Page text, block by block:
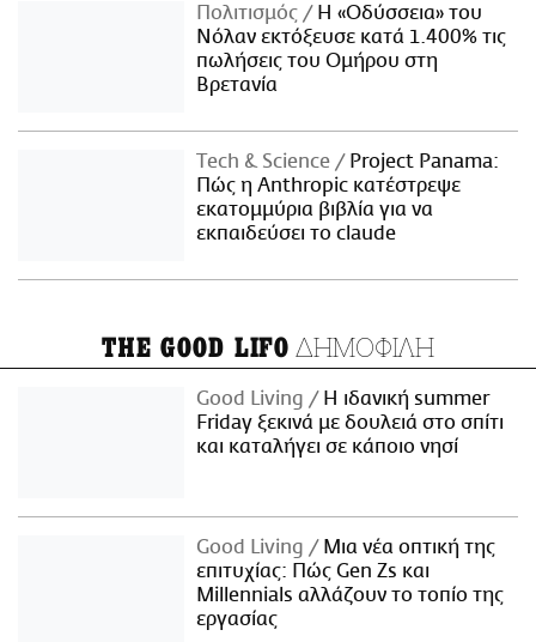
Πολιτισμός
Η «Οδύσσεια» του
Νόλαν εκτόξευσε κατά 1.400% τις
πωλήσεις του Ομήρου στη
Βρετανία
Τech & Science
Project Panama:
Πώς η Anthropic κατέστρεψε
εκατομμύρια βιβλία για να
εκπαιδεύσει το claude
THE GOOD LIFO ΔΗΜΟΦΙΛΗ
Good Living
Η ιδανική summer
Friday ξεκινά με δουλειά στο σπίτι
και καταλήγει σε κάποιο νησί
Good Living
Μια νέα οπτική της
επιτυχίας: Πώς Gen Zs και
Millennials αλλάζουν το τοπίο της
εργασίας